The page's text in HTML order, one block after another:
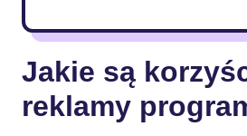
Jakie są
reklamy